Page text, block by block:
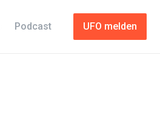
UFO melden
Podcast